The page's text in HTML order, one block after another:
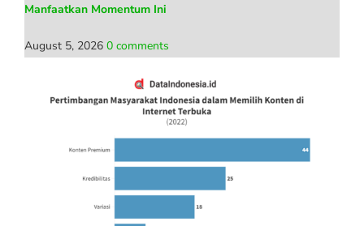
Manfaatkan Momentum Ini
August 5, 2026 0 comments